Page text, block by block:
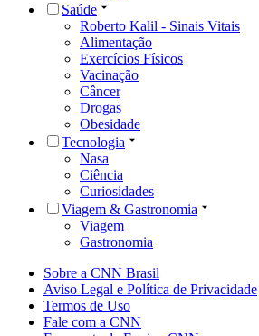
Saúde
Roberto Kalil - Sinais Vitais
Alimentação
Exercícios Físicos
Vacinação
Câncer
Drogas
Obesidade
Tecnologia
Nasa
Ciência
Curiosidades
Viagem & Gastronomia
Viagem
Gastronomia
Sobre a CNN Brasil
Aviso Legal e Política de Privacidade
Termos de Uso
Fale com a CNN